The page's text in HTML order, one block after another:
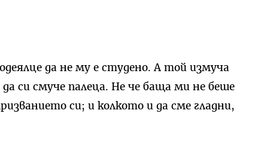
да не му е студено. А той измуча
си смуче палеца. Не че баща ми не беше
си; и колкото и да сме гладни,